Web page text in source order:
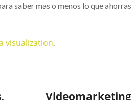
saber mas o menos lo que
visualization.